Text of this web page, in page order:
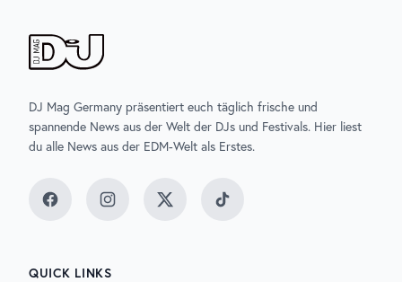
DJ Mag Germany präsentiert euch täglich frische und
spannende News aus der Welt der DJs und Festivals. Hier liest
du alle News aus der EDM-Welt als Erstes.
FacebookInstagramTwitter TikTok
QUICK LINKS